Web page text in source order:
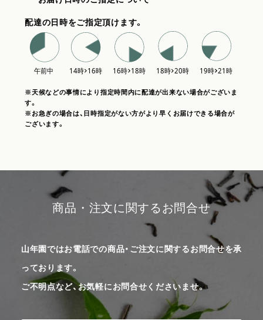
配達の日時をご指定頂けます。
※天候などの事情により指定時間内に配達が出来ない場合がございま
す。
※お急ぎの場合は、日時指定がない方がより早くお届けできる場合が
ございます。
商品・注文に関するお問合せ
山年園ではお電話での商品・ご注文に関するお問合せを承
っております。
ご不明点など、お気軽にお問合せくださいませ。